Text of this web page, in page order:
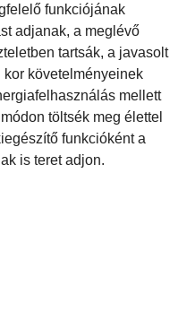
funkciójának
adjanak, a meglévő
tartsák, a javasolt
követelményeinek
mellett
töltsék meg élettel
funkcióként a
is teret adjon.